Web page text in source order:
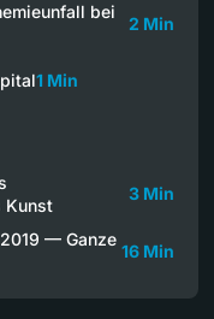
bei
2 Min
1 Min
Kunst
3 Min
— Ganze
16 Min